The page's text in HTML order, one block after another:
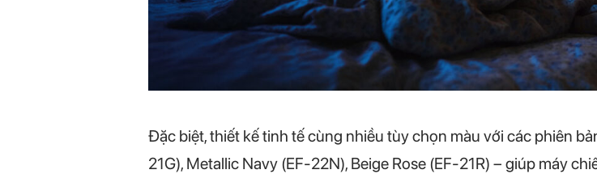
Đặc biệt, thiết kế tinh tế cùng nhiều tùy chọn màu với các phiên
21G), Metallic Navy (EF-22N), Beige Rose (EF-21R) – giúp máy